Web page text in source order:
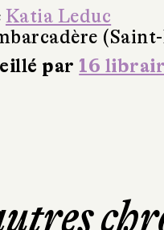
Katia Leduc
par 16